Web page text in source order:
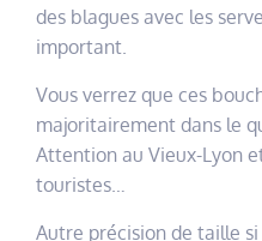
des blagues avec les
important.
Vous verrez que ces
majoritairement dans le
Attention au Vieux-Lyon
touristes…
Autre précision de taille si